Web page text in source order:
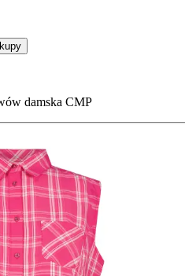
damska CMP